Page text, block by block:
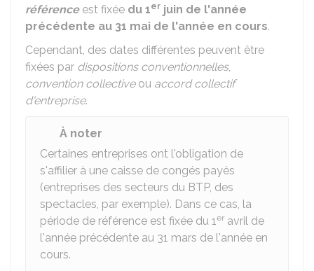
référenceest fixée du 1er juin de l'année
précédente au 31 mai de l'année en cours.
Cependant, des dates différentes peuvent être
fixées par dispositions conventionnelles,
convention collectiveou accord collectif
d'entreprise.
À noter
Certaines entreprises ont l'obligation de
s'affilier à une caisse de congés payés
(entreprises des secteurs du BTP, des
spectacles, par exemple). Dans ce cas, la
période de référence est fixée du 1er avril de
l'année précédente au 31 mars de l'année en
cours.